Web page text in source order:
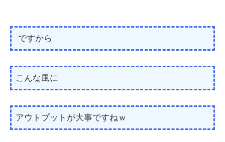
ですから
こんな風に
アウトプットが大事ですねｗ